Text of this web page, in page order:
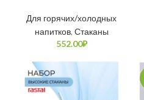
Для горячих/холодных
напитков, Стаканы
552.00₽